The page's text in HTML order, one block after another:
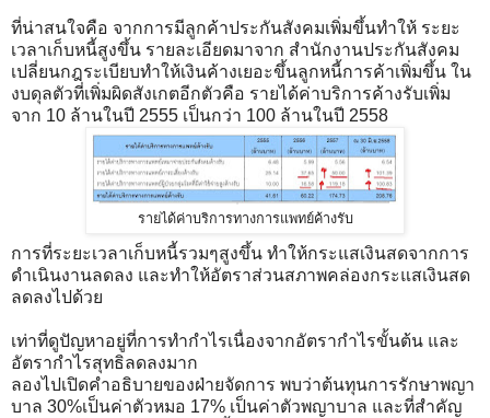
ที่น่าสนใจคือ จากการมีลูกค้าประกันสังคมเพิ่มขึ้นทำให้ ระยะ
เวลาเก็บหนี้สูงขึ้น รายละเอียดมาจาก สำนักงานประกันสังคม
เปลี่ยนกฎระเบียบทำให้เงินค้างเยอะขึ้นลูกหนี้การค้าเพิ่มขึ้น ใน
งบดุลตัวที่เพิ่มผิดสังเกตอีกตัวคือ รายได้ค่าบริการค้างรับเพิ่ม
จาก 10 ล้านในปี 2555 เป็นกว่า 100 ล้านในปี 2558
รายได้ค่าบริการทางการแพทย์ค้างรับ
การที่ระยะเวลาเก็บหนี้รวมๆสูงขึ้น ทำให้กระแสเงินสดจากการ
ดำเนินงานลดลง และทำให้อัตราส่วนสภาพคล่องกระแสเงินสด
ลดลงไปด้วย
เท่าที่ดูปัญหาอยู่ที่การทำกำไรเนื่องจากอัตรากำไรขั้นต้น และ
อัตรากำไรสุทธิลดลงมาก
ลองไปเปิดคำอธิบายของฝ่ายจัดการ พบว่าต้นทุนการรักษาพญา
บาล 30%เป็นค่าตัวหมอ 17% เป็นค่าตัวพญาบาล และที่สำคัญ